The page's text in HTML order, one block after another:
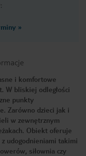
»
i komfortowe
W bliskiej odległości
punkty
Zarówno dzieci jak i
w zewnętrznym
Obiekt oferuje
udogodnieniami takimi
siłownia czy